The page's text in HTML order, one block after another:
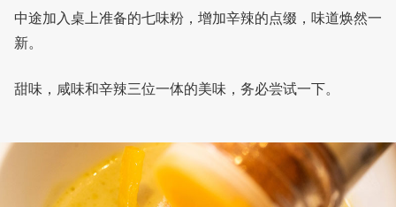
中途加入桌上准备的七味粉，增加辛辣的点缀，味道焕然一
新。
甜味，咸味和辛辣三位一体的美味，务必尝试一下。